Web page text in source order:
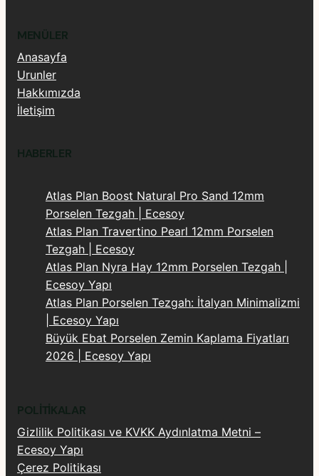
MENÜLER
Anasayfa
Urunler
Hakkımızda
İletişim
HABERLER
Atlas Plan Boost Natural Pro Sand 12mm
Porselen Tezgah | Ecesoy
Atlas Plan Travertino Pearl 12mm Porselen
Tezgah | Ecesoy
Atlas Plan Nyra Hay 12mm Porselen Tezgah |
Ecesoy Yapı
Atlas Plan Porselen Tezgah: İtalyan Minimalizmi
| Ecesoy Yapı
Büyük Ebat Porselen Zemin Kaplama Fiyatları
2026 | Ecesoy Yapı
POLITIKALAR
Gizlilik Politikası ve KVKK Aydınlatma Metni –
Ecesoy Yapı
Çerez Politikası